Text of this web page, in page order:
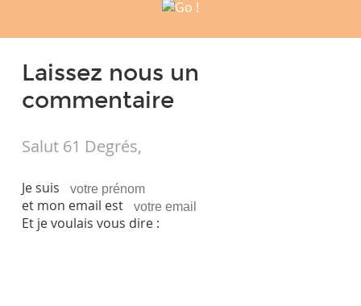
Laissez nous un
commentaire
Salut 61 Degrés,
Je suis
et mon email est
Et je voulais vous dire :